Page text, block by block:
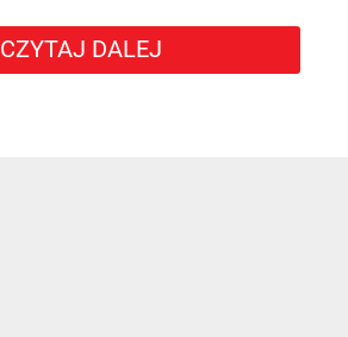
CZYTAJ DALEJ